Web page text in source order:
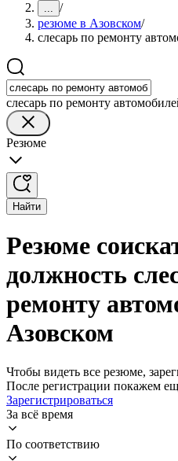
... /
резюме в Азовском/
слесарь по ремонту
слесарь по ремонту
Резюме
Найти
Резюме
должность
ремонту
Азовском
Чтобы видеть все резюме,
После регистрации покажем
Зарегистрироваться
За всё время
По соответствию